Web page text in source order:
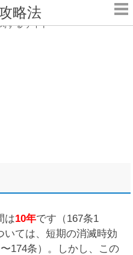
略法
するサイト
は10年です（167条1
いては、短期の消滅時効
174条）。しかし、この